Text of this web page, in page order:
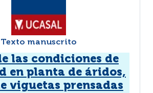
Texto manuscrito
las condiciones de
en planta de áridos,
viguetas prensadas